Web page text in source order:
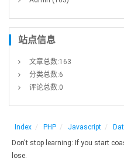
站点信息
文章总数:163
分类总数:6
评论总数:0
Index PHP Javascript
Don't stop learning: If you start
lose.